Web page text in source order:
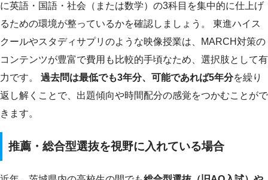
に英語・国語・社会（または数学）の3科目を集中的に仕上げ
るための環境が整っているかを確認しましょう。 東進ハイス
クールやスタディサプリのような映像授業は、MARCH対策の
コンテンツが豊富で費用も比較的手頃なため、選択肢として有
力です。 過去問は最低でも3年分、可能であれば5年分を繰り
返し解くことで、出題傾向や時間配分の感覚をつかむことがで
きます。
推薦・総合型選抜を視野に入れている場合